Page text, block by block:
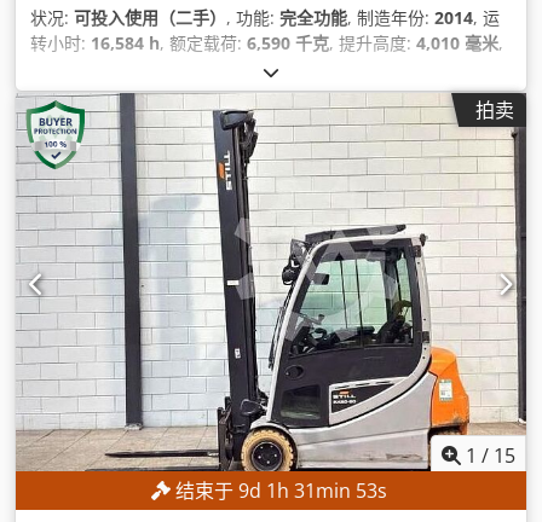
状况: 可投入使用（二手） , 功能: 完全功能, 制造年份: 2014, 运
转小时: 16,584 h, 额定载荷: 6,590 千克, 提升高度: 4,010 毫米,
, 叉架宽度:2,000 毫米
拍卖
1 / 15
结束于9d 1h 31min 50s